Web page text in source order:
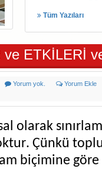
Tüm Yazıları
ETKİLERİ
Yorum yok. Yorum Ekle
olarak
Çünkü
biçimine göre